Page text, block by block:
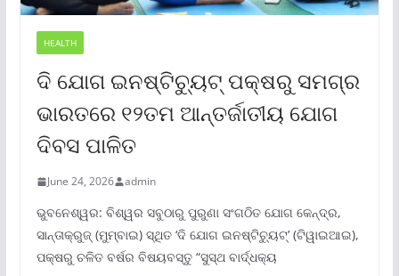
HEALTH
ଦି ଯୋଗ ଇନଷ୍ଟିଚ୍ୟୁଟ୍ ପକ୍ଷରୁ ସମଗ୍ର
ଭାରତରେ ୧୨ତମ ଆନ୍ତର୍ଜାତୀୟ ଯୋଗ
ଦିବସ ପାଳିତ
June 24, 2026 admin
ଭୁବନେଶ୍ୱର: ବିଶ୍ୱର ସବୁଠାରୁ ପୁରୁଣା ସଂଗଠିତ ଯୋଗ କେନ୍ଦ୍ର,
ସାନ୍ତାକ୍ରୁଜ୍ (ମୁମ୍ବାଇ) ସ୍ଥିତ ‘ଦି ଯୋଗ ଇନଷ୍ଟିଚ୍ୟୁଟ୍‌’ (ଟିୱାଇଆଇ),
ପକ୍ଷରୁ ଚଳିତ ବର୍ଷର ବିଷୟବସ୍ତୁ “ସୁସ୍ଥ ବାର୍ଦ୍ଧକ୍ୟ